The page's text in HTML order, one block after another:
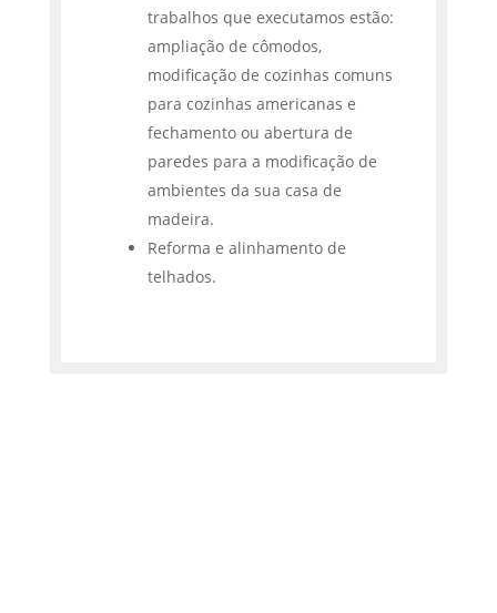
trabalhos que executamos estão:
ampliação de cômodos,
modificação de cozinhas comuns
para cozinhas americanas e
fechamento ou abertura de
paredes para a modificação de
ambientes da sua casa de
madeira.
Reforma e alinhamento de
telhados.